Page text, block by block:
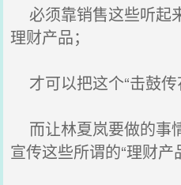
必须靠销售这些听起
理财产品；
才可以把这个“击鼓
而让林夏岚要做的事
宣传这些所谓的“理财产